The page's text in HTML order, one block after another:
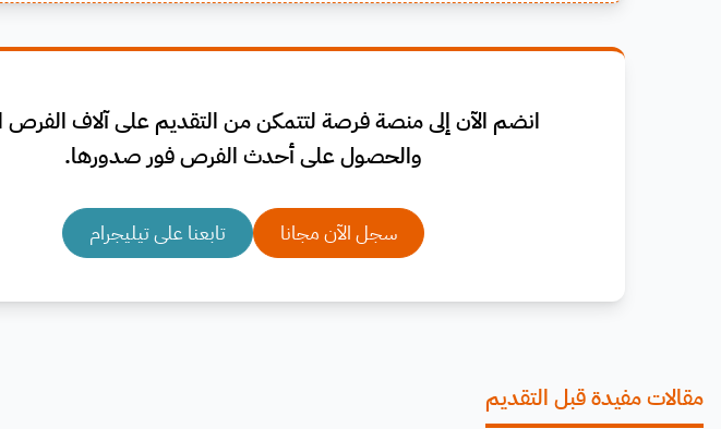
انضم الآن إلى منصة فرصة لتتمكن من التقديم على آلاف الفرص
والحصول على أحدث الفرص فور صدورها.
سجل الآن مجانا تابعنا على تيليجرام
مقالات مفيدة قبل التقديم